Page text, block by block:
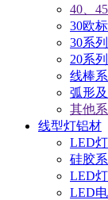
40、
30欧
30系
20系
线棒
弧形
其他
线型灯铝材
LED
硅胶系
LED
LED